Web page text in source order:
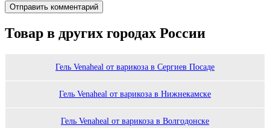
Товар в других городах России
Гель Venaheal от варикоза в Сергиев Посаде
Гель Venaheal от варикоза в Нижнекамске
Гель Venaheal от варикоза в Волгодонске